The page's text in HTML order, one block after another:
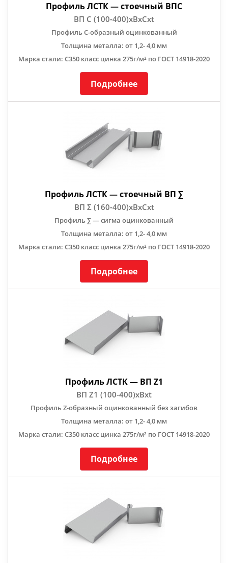
Профиль ЛСТК — стоечный ВПС
ВП С (100-400)хBхCхt
Профиль С-образный оцинкованный
Толщина металла: от 1,2- 4,0 мм
Марка стали: С350 класс цинка 275г/м² по ГОСТ 14918-2020
Подробнее
Профиль ЛСТК — стоечный ВП ∑
ВП Σ (160-400)хBхCхt
Профиль ∑ — сигма оцинкованный
Толщина металла: от 1,2- 4,0 мм
Марка стали: С350 класс цинка 275г/м² по ГОСТ 14918-2020
Подробнее
Профиль ЛСТК — ВП Z1
ВП Z1 (100-400)хBхt
Профиль Z-образный оцинкованный без загибов
Толщина металла: от 1,2- 4,0 мм
Марка стали: С350 класс цинка 275г/м² по ГОСТ 14918-2020
Подробнее